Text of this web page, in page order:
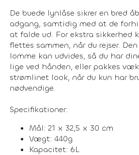
De buede lynlåse sikrer en bred
adgang, samtidig med at de
at falde ud. For ekstra sikkerhed
flettes sammen, når du rejser.
lomme kan udvides, så du har
lige ved hånden, eller pakkes
strømlinet look, når du kun har
nødvendige.
Specifikationer:
Mål: 21 x 32,5 x 30 cm
Vægt: 440g
Kapacitet: 6L